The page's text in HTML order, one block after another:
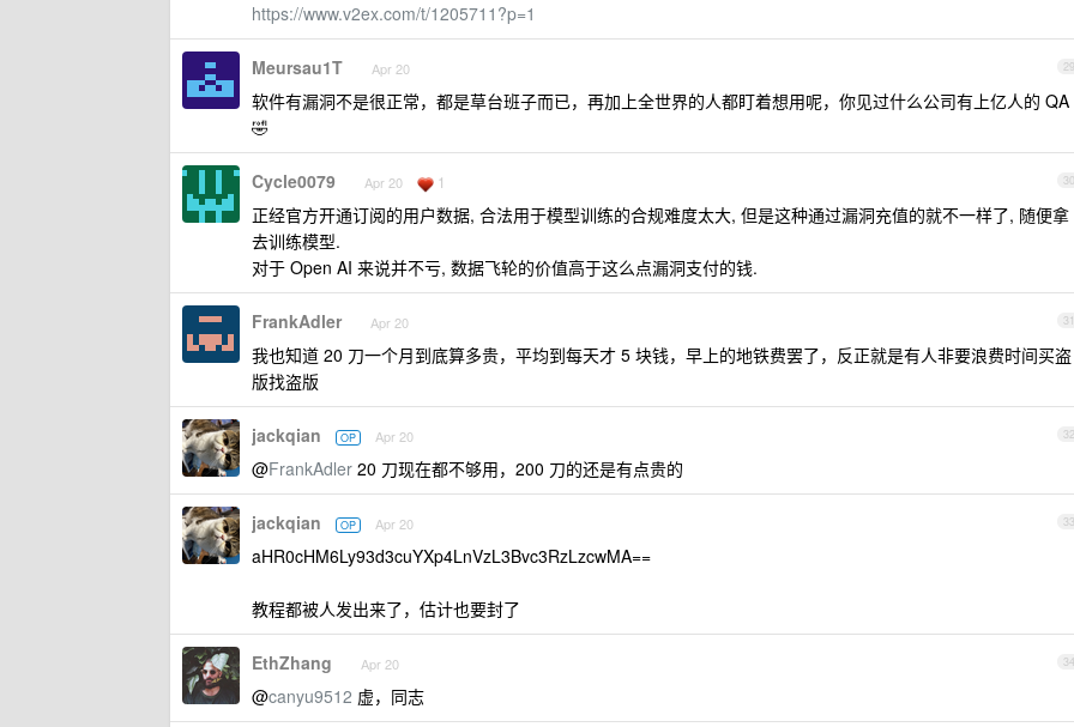
https://www.v2ex.com/t/1205711?p=1
29
Meursau1T Apr 20
软件有漏洞不是很正常，都是草台班子而已，再加上全世界的人都盯着想用呢，你见过什么公司有上亿人的 QA
🤣
30
Cycle0079 Apr 20 1
正经官方开通订阅的用户数据, 合法用于模型训练的合规难度太大, 但是这种通过漏洞充值的就不一样了, 随便拿
去训练模型.
对于 Open AI 来说并不亏, 数据飞轮的价值高于这么点漏洞支付的钱.
31
FrankAdler Apr 20
我也知道 20 刀一个月到底算多贵，平均到每天才 5 块钱，早上的地铁费罢了，反正就是有人非要浪费时间买盗
版找盗版
32
jackqian OP Apr 20
@FrankAdler 20 刀现在都不够用，200 刀的还是有点贵的
33
jackqian OP Apr 20
aHR0cHM6Ly93d3cuYXp4LnVzL3Bvc3RzLzcwMA==
教程都被人发出来了，估计也要封了
34
EthZhang Apr 20
@canyu9512 虚，同志